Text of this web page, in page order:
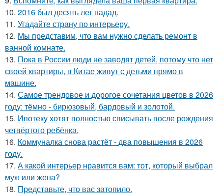
10. 2016 был десять лет надад.
11. Угадайте страну по интерьеру.
12. Мы представим, что вам нужно сделать ремонт в
ванной комнате.
13. Пока в России люди не заводят детей, потому что нет
своей квартиры, в Китае живут с детьми прямо в
машине.
14. Самое трендовое и дорогое сочетания цветов в 2026
году: тёмно - бирюзовый, бардовый и золотой.
15. Ипотеку хотят полностью списывать после рождения
четвёртого ребёнка.
16. Коммуналка снова растёт - два повышения в 2026
году.
17. А какой интерьер нравится вам: тот, который выбрал
муж или жена?
18. Представьте, что вас затопило.